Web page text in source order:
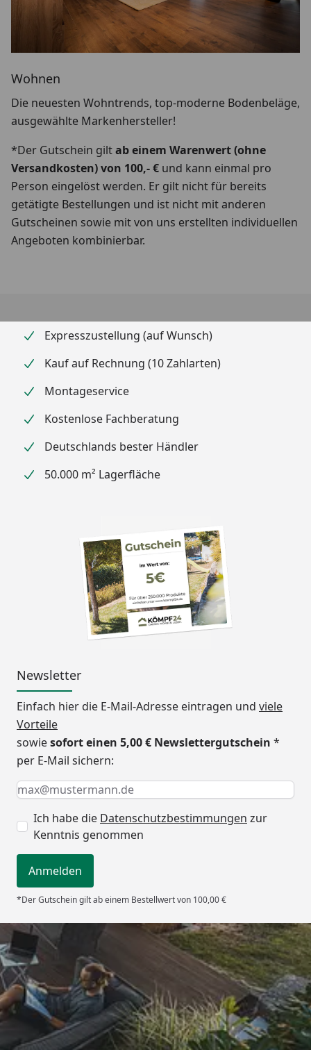
Wohnen
Die neuesten Wohntrends, top-moderne Bodenbeläge,
ausgewählte Markenhersteller!
*Der Gutschein giltab einem Warenwert (ohne
Versandkosten) von 100,- € und kann einmal pro
Person eingelöst werden. Er gilt nicht für bereits
getätigte Bestellungen und ist nicht mit anderen
Gutscheinen sowie mit von uns erstellten individuellen
Angeboten kombinierbar.
Expresszustellung (auf Wunsch)
Kauf auf Rechnung (10 Zahlarten)
Montageservice
Kostenlose Fachberatung
Deutschlands bester Händler
50.000 m² Lagerfläche
Newsletter
Einfach hier die E-Mail-Adresse eintragen und viele
Vorteile
sowiesofort einen 5,00 € Newslettergutschein *
per E-Mail sichern:
Keine Eingabe erforderlich
Eingabe erforderlich
E-Mail *
Ich habe die Datenschutzbestimmungen zur
Kenntnis genommen
Anmelden
*Der Gutschein gilt ab einem Bestellwert von 100,00 €
Trusted Shops
5,00/ 5